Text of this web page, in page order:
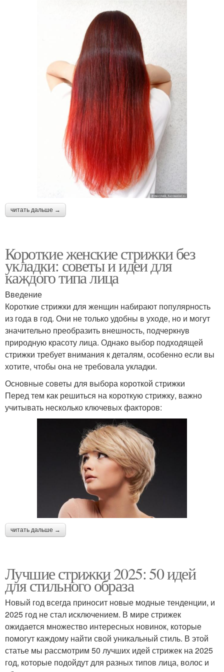
читать дальше →
Короткие женские стрижки без
укладки: советы и идеи для
каждого типа лица
Введение
Короткие стрижки для женщин набирают популярность
из года в год. Они не только удобны в уходе, но и могут
значительно преобразить внешность, подчеркнув
природную красоту лица. Однако выбор подходящей
стрижки требует внимания к деталям, особенно если вы
хотите, чтобы она не требовала укладки.
Основные советы для выбора короткой стрижки
Перед тем как решиться на короткую стрижку, важно
учитывать несколько ключевых факторов:
читать дальше →
Лучшие стрижки 2025: 50 идей
для стильного образа
Новый год всегда приносит новые модные тенденции, и
2025 год не стал исключением. В мире стрижек
ожидается множество интересных новинок, которые
помогут каждому найти свой уникальный стиль. В этой
статье мы рассмотрим 50 лучших идей стрижек на 2025
год, которые подойдут для разных типов лица, волос и